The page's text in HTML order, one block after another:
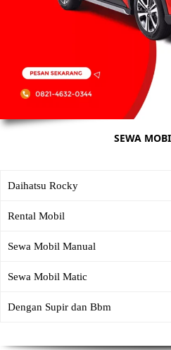
SEWA
Daihatsu Rocky
Rental Mobil
Sewa Mobil Manual
Sewa Mobil Matic
Dengan Supir dan Bbm